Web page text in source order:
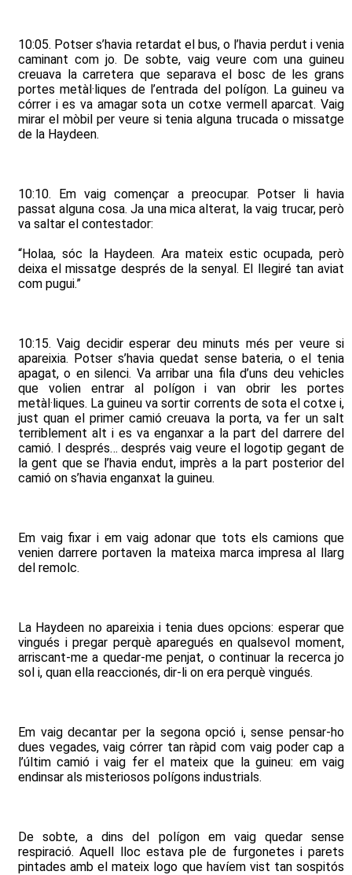
10:05. Potser s’havia retardat el bus, o l’havia perdut i venia
caminant com jo. De sobte, vaig veure com una guineu
creuava la carretera que separava el bosc de les grans
portes metàl·liques de l’entrada del polígon. La guineu va
córrer i es va amagar sota un cotxe vermell aparcat. Vaig
mirar el mòbil per veure si tenia alguna trucada o missatge
de la Haydeen.
10:10. Em vaig començar a preocupar. Potser li havia
passat alguna cosa. Ja una mica alterat, la vaig trucar, però
va saltar el contestador:
“Holaa, sóc la Haydeen. Ara mateix estic ocupada, però
deixa el missatge després de la senyal. El llegiré tan aviat
com pugui.”
10:15. Vaig decidir esperar deu minuts més per veure si
apareixia. Potser s’havia quedat sense bateria, o el tenia
apagat, o en silenci. Va arribar una fila d’uns deu vehicles
que volien entrar al polígon i van obrir les portes
metàl·liques. La guineu va sortir corrents de sota el cotxe i,
just quan el primer camió creuava la porta, va fer un salt
terriblement alt i es va enganxar a la part del darrere del
camió. I després… després vaig veure el logotip gegant de
la gent que se l’havia endut, imprès a la part posterior del
camió on s’havia enganxat la guineu.
Em vaig fixar i em vaig adonar que tots els camions que
venien darrere portaven la mateixa marca impresa al llarg
del remolc.
La Haydeen no apareixia i tenia dues opcions: esperar que
vingués i pregar perquè aparegués en qualsevol moment,
arriscant-me a quedar-me penjat, o continuar la recerca jo
sol i, quan ella reaccionés, dir-li on era perquè vingués.
Em vaig decantar per la segona opció i, sense pensar-ho
dues vegades, vaig córrer tan ràpid com vaig poder cap a
l’últim camió i vaig fer el mateix que la guineu: em vaig
endinsar als misteriosos polígons industrials.
De sobte, a dins del polígon em vaig quedar sense
respiració. Aquell lloc estava ple de furgonetes i parets
pintades amb el mateix logo que havíem vist tan sospitós